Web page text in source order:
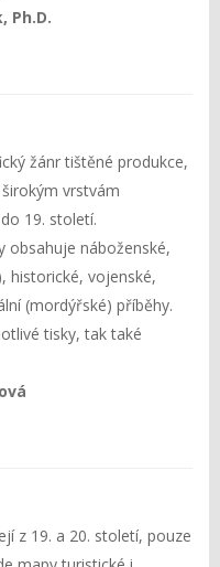
Ph.D.
žánr tištěné produkce,
vrstvám
19. století.
obsahuje náboženské,
historické, vojenské,
(mordýřské) příběhy.
tisky, tak také
z 19. a 20. století, pouze